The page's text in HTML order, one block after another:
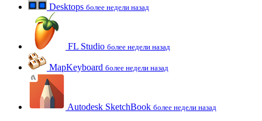
Desktops более недели назад
FL Studio более недели назад
MapKeyboard более недели назад
Autodesk SketchBook более недели назад